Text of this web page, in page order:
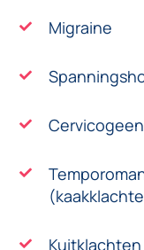
Migraine
Kuitklachten